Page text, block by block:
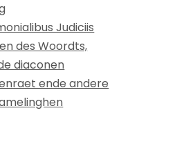
Judiciis
des Woordts,
diaconen
ende andere